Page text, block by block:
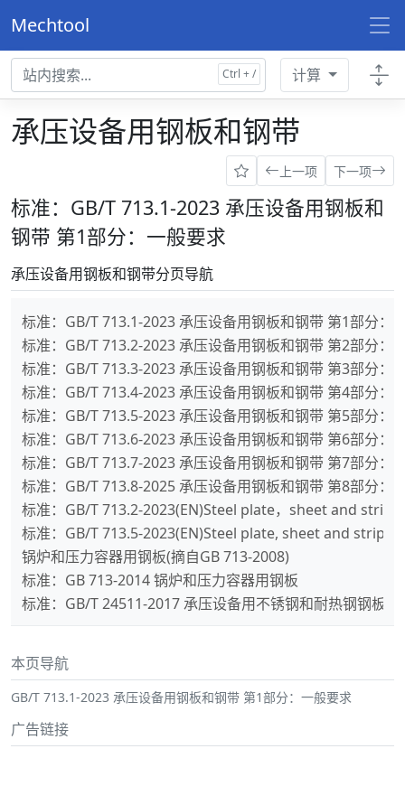
Mechtool
计算
承压设备用钢板和钢带
上一项 下一项
标准：GB/T 713.1-2023 承压设备用钢板和
钢带 第1部分：一般要求
承压设备用钢板和钢带分页导航
标准：GB/T 713.1-2023 承压设备用钢板和钢带 第1部分：
标准：GB/T 713.2-2023 承压设备用钢板和钢带 第2部分：
标准：GB/T 713.3-2023 承压设备用钢板和钢带 第3部分：
标准：GB/T 713.4-2023 承压设备用钢板和钢带 第4部分：
标准：GB/T 713.5-2023 承压设备用钢板和钢带 第5部分：
标准：GB/T 713.6-2023 承压设备用钢板和钢带 第6部分：
标准：GB/T 713.7-2023 承压设备用钢板和钢带 第7部分：
标准：GB/T 713.8-2025 承压设备用钢板和钢带 第8部分：
标准：GB/T 713.2-2023(EN)Steel plate，sheet and
标准：GB/T 713.5-2023(EN)Steel plate, sheet and
锅炉和压力容器用钢板(摘自GB 713-2008)
标准：GB 713-2014 锅炉和压力容器用钢板
标准：GB/T 24511-2017 承压设备用不锈钢和耐热钢钢板和
本页导航
GB/T 713.1-2023 承压设备用钢板和钢带 第1部分：一般要求
广告链接